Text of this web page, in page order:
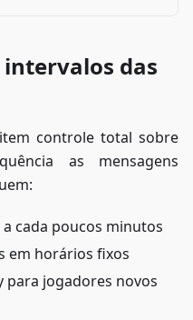
das
controle total sobre
as mensagens
cada poucos minutos
em horários fixos
para jogadores novos